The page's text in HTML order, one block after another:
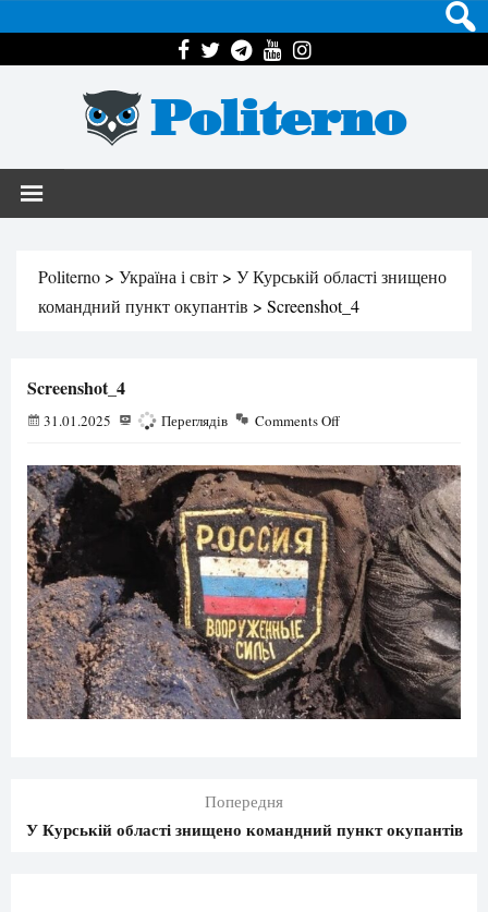
Politerno
Politerno > Україна і світ > У Курській області знищено
командний пункт окупантів > Screenshot_4
Screenshot_4
31.01.2025 101 Переглядів Comments Off
Попередня
У Курській області знищено командний пункт окупантів